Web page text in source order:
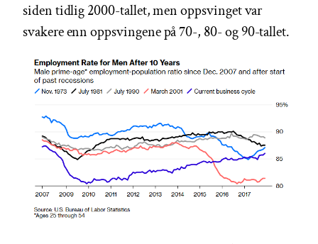
siden tidlig 2000-tallet, men oppsvinget var
svakere enn oppsvingene på 70-, 80- og 90-tallet.